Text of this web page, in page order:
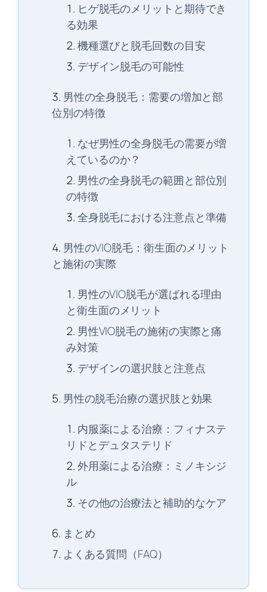
ヒゲ脱毛のメリットと期待でき
る効果
機種選びと脱毛回数の目安
デザイン脱毛の可能性
男性の全身脱毛：需要の増加と部
位別の特徴
なぜ男性の全身脱毛の需要が増
えているのか？
男性の全身脱毛の範囲と部位別
の特徴
全身脱毛における注意点と準備
男性のVIO脱毛：衛生面のメリット
と施術の実際
男性のVIO脱毛が選ばれる理由
と衛生面のメリット
男性VIO脱毛の施術の実際と痛
み対策
デザインの選択肢と注意点
男性の脱毛治療の選択肢と効果
内服薬による治療：フィナステ
リドとデュタステリド
外用薬による治療：ミノキシジ
ル
その他の治療法と補助的なケア
まとめ
よくある質問（FAQ）